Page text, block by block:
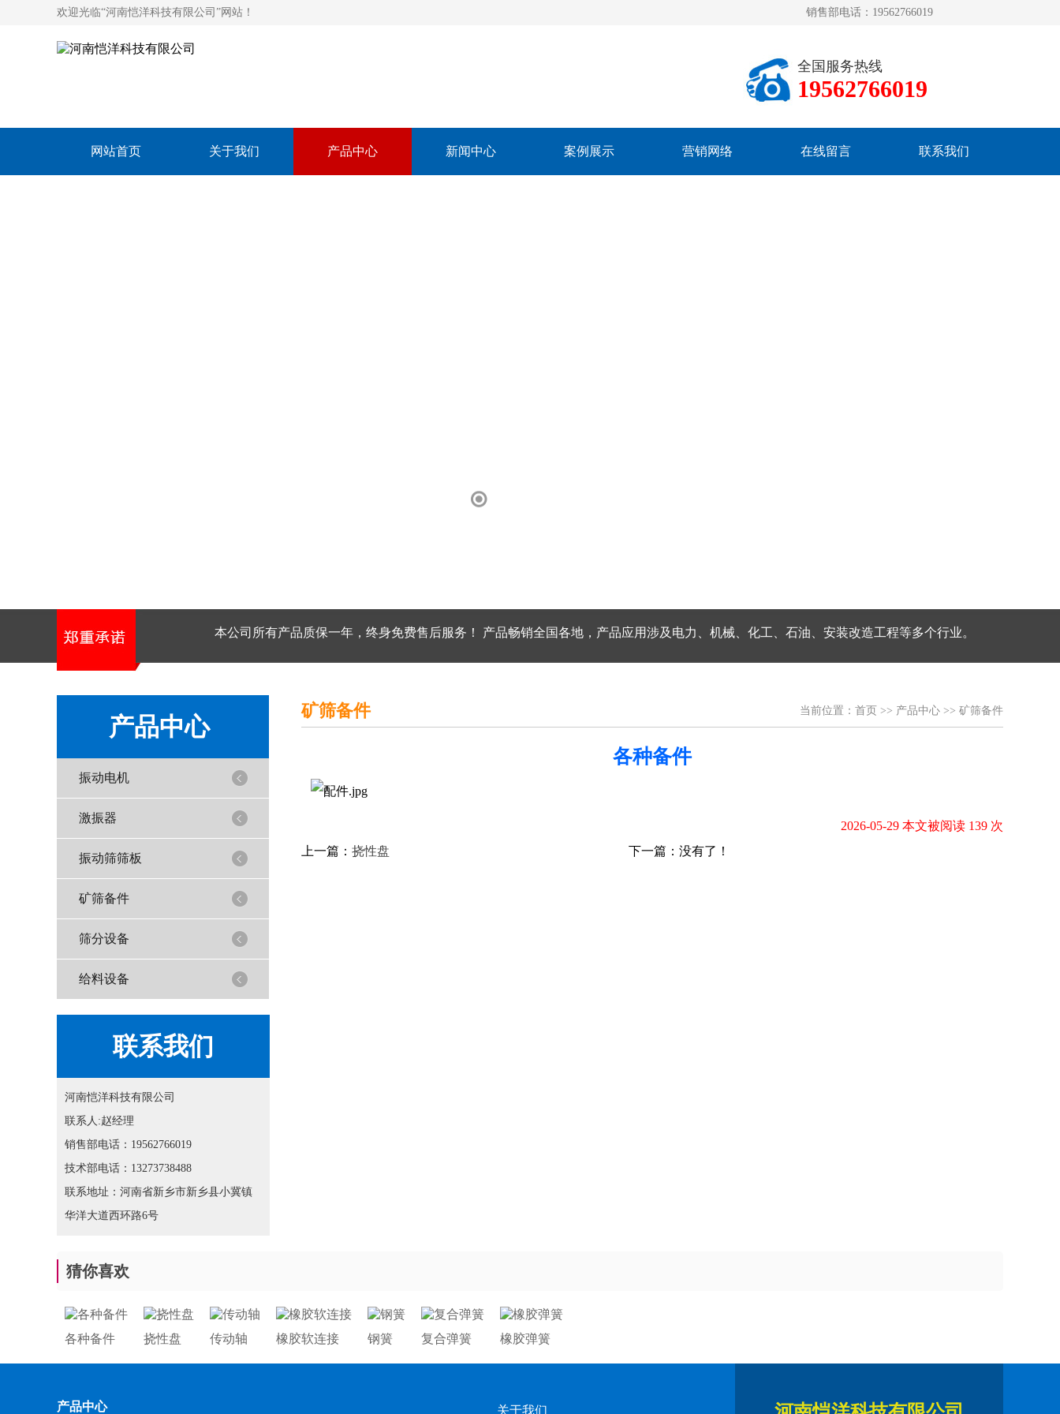
欢迎光临“河南恺洋科技有限公司”网站！ 销售部电话：19562766019
全国服务热线
19562766019
网站首页 关于我们 产品中心 新闻中心 案例展示 营销网络 在线留言 联系我们
本公司所有产品质保一年，终身免费售后服务！ 产品畅销全国各地，产品应用涉及电力、机械、化工、石油、安装改造工程等多个行业。
产品中心
振动电机
激振器
振动筛筛板
矿筛备件
筛分设备
给料设备
联系我们
河南恺洋科技有限公司
联系人:赵经理
销售部电话：19562766019
技术部电话：13273738488
联系地址：河南省新乡市新乡县小冀镇
华洋大道西环路6号
矿筛备件 当前位置： 首页 >> 产品中心 >> 矿筛备件
各种备件
2026-05-29 本文被阅读 139 次
上一篇： 挠性盘 下一篇：没有了！
猜你喜欢
各种备件 挠性盘 传动轴 橡胶软连接 钢簧 复合弹簧 橡胶弹簧
产品中心 关于我们